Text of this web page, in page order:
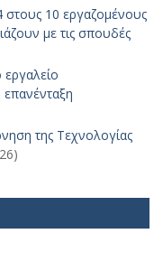
10 εργαζομένους
με τις σπουδές
επανένταξη
της Τεχνολογίας